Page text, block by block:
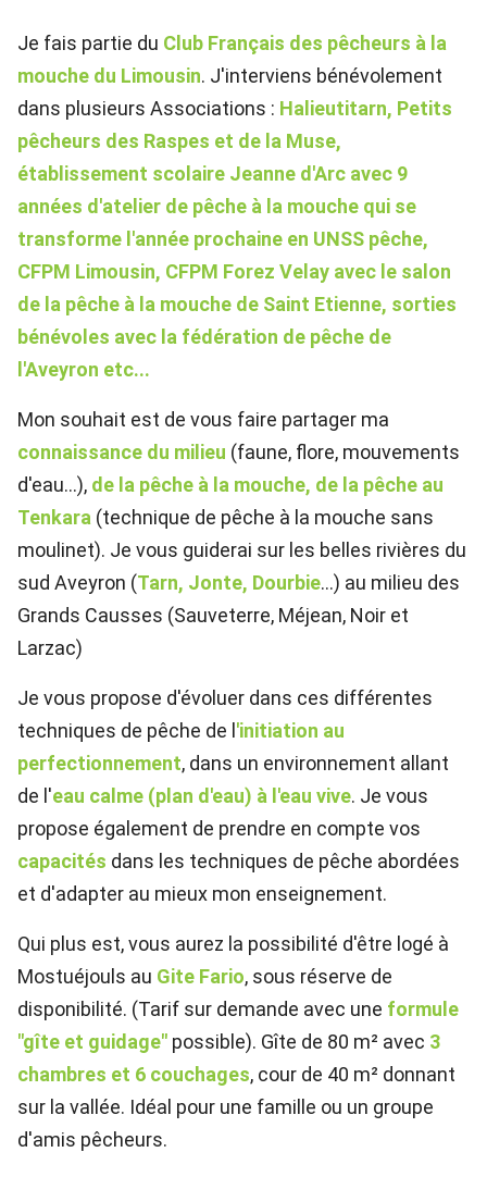
Je fais partie du Club Français des pêcheurs à la
mouche du Limousin. J'interviens bénévolement
dans plusieurs Associations : Halieutitarn, Petits
pêcheurs des Raspes et de la Muse,
établissement scolaire Jeanne d'Arc avec 9
années d'atelier de pêche à la mouche qui se
transforme l'année prochaine en UNSS pêche,
CFPM Limousin, CFPM Forez Velay avec le salon
de la pêche à la mouche de Saint Etienne, sorties
bénévoles avec la fédération de pêche de
l'Aveyron etc...
Mon souhait est de vous faire partager ma
connaissance du milieu (faune, flore, mouvements
d'eau...), de la pêche à la mouche, de la pêche au
Tenkara (technique de pêche à la mouche sans
moulinet). Je vous guiderai sur les belles rivières du
sud Aveyron (Tarn, Jonte, Dourbie...) au milieu des
Grands Causses (Sauveterre, Méjean, Noir et
Larzac)
Je vous propose d'évoluer dans ces différentes
techniques de pêche de l 'initiation au
perfectionnement, dans un environnement allant
de l'eau calme (plan d'eau) à l'eau vive. Je vous
propose également de prendre en compte vos
capacités dans les techniques de pêche abordées
et d'adapter au mieux mon enseignement.
Qui plus est, vous aurez la possibilité d'être logé à
Mostuéjouls au Gite Fario, sous réserve de
disponibilité. (Tarif sur demande avec une formule
"gîte et guidage" possible). Gîte de 80 m² avec 3
chambres et 6 couchages, cour de 40 m² donnant
sur la vallée. Idéal pour une famille ou un groupe
d'amis pêcheurs.